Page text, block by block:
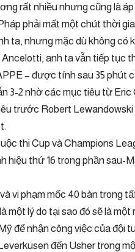
rất nhiều nhưng cũng là
phải mất một chút thời
ta, nhưng mặc dù không có
anh ta vẫn tiếp tục
– được tính sau 35 phút
3-2 nhờ các mục tiêu từ
trước Robert
thi Cup và Champions
hiệu thứ 16 trong phần sau-
vi phạm mốc 40 bàn trong
một lý do tại sao đó sẽ là
để nhận công việc của đội
đến Usher trong